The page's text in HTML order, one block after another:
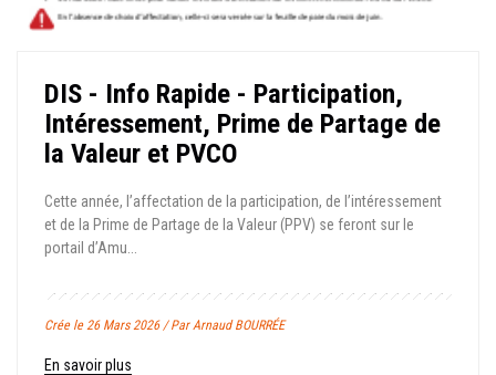
DIS - Info Rapide - Participation,
Intéressement, Prime de Partage de
la Valeur et PVCO
Cette année, l’affectation de la participation, de l’intéressement
et de la Prime de Partage de la Valeur (PPV) se feront sur le
portail d’Amu...
Crée le 26 Mars 2026 / Par Arnaud BOURRÉE
En savoir plus